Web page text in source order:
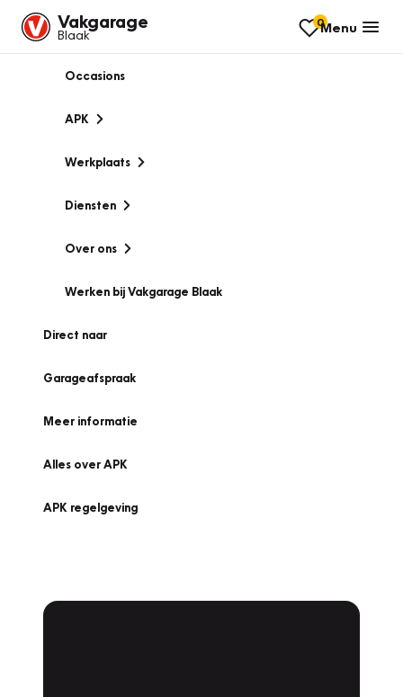
Vakgarage
Blaak
0Menu
Occasions
APK
Werkplaats
Diensten
Over ons
Werken bij Vakgarage Blaak
Direct naar
Garageafspraak
Meer informatie
Alles over APK
APK regelgeving